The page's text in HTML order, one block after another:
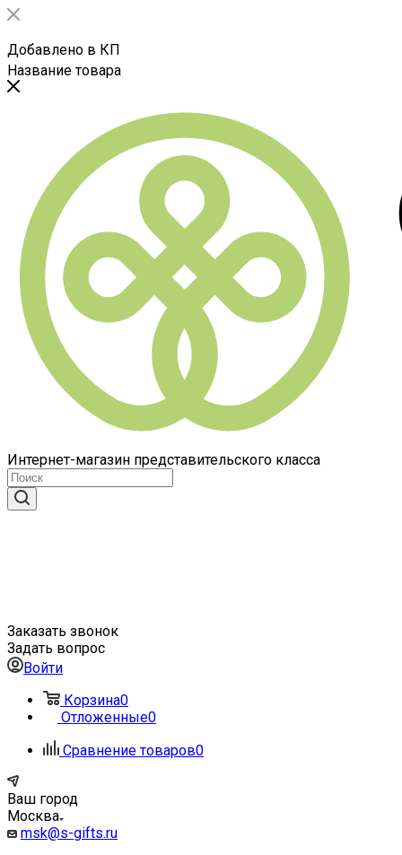
Добавлено в КП
Название товара
Интернет-магазин представительского класса
Заказать звонок
Задать вопрос
Войти
Корзина0
Отложенные0
Сравнение товаров0
Ваш город
Москва
msk@s-gifts.ru